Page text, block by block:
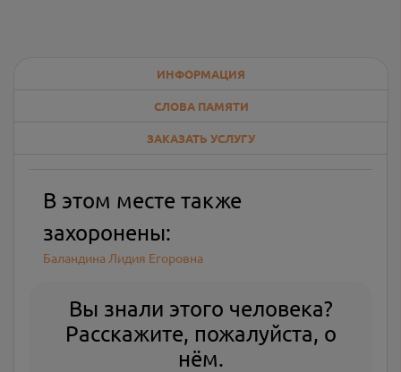
ИНФОРМАЦИЯ
СЛОВА ПАМЯТИ
ЗАКАЗАТЬ УСЛУГУ
В этом месте также
захоронены:
Баландина Лидия Егоровна
Вы знали этого человека?
Расскажите, пожалуйста, о
нём.